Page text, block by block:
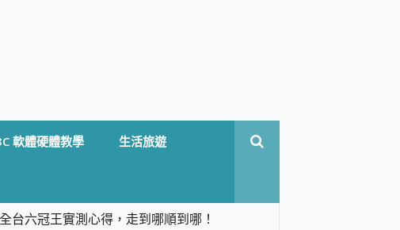
軟體硬體教學 生活旅遊
台六冠王實測心得，走到哪順到哪！